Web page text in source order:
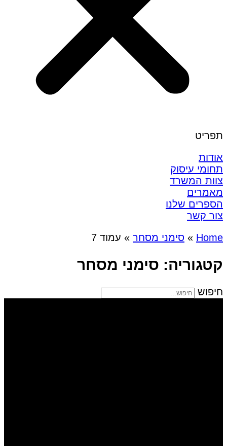
תפריט
אודות
תחומי עיסוק
צוות המשרד
מאמרים
הספרים שלנו
צור קשר
Home
» סימני מסחר » עמוד 7
קטגוריה: סימני מסחר
חיפוש